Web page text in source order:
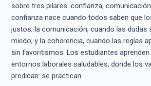
sobre tres pilares: confianza,
confianza nace cuando todos saben que
justos; la comunicación, cuando las dudas
miedo; y la coherencia, cuando las reglas
sin favoritismos. Los estudiantes aprenden
entornos laborales saludables, donde los
predican: se practican.